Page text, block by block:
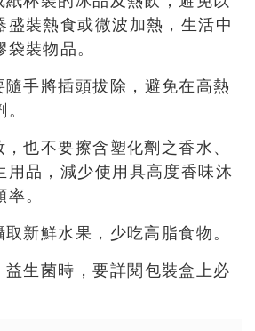
盛裝熱食或微波加熱，生活中
裝物品。
隨手將插頭拔除 ， 避免在高熱
，也不要擦含塑化劑之香水、
品， 減少使用具高度香味沐
。
新鮮水果，少吃高脂食物。
益生菌時 ，要詳閱包裝盒上必